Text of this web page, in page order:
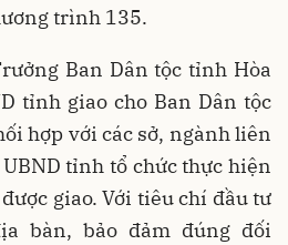
trình 135.
Ban Dân tộc tỉnh Hòa
tỉnh giao cho Ban Dân tộc
hợp với các sở, ngành liên
tỉnh tổ chức thực hiện
giao. Với tiêu chí đầu tư
bàn, bảo đảm đúng đối